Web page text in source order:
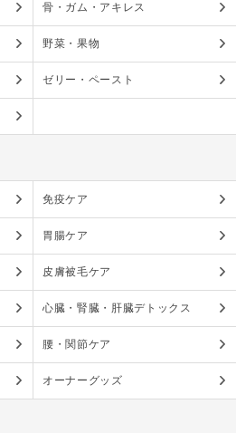
骨・ガム・アキレス
野菜・果物
ゼリー・ペースト
免疫ケア
胃腸ケア
皮膚被毛ケア
心臓・腎臓・肝臓デトックス
腰・関節ケア
オーナーグッズ